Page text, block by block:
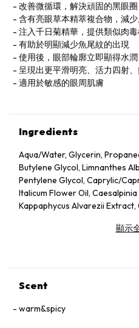
改善微循環，解決頑固的黑眼圈
含有亮眼草本精萃複合物，減
注入千日菊精華，提供類似肉
有助於明顯減少魚尾紋的出現
使用後，眼部輪廓立即顯得水
呈現出更平滑明亮、活力四射
適用於敏感的眼周肌膚
Ingredients
Aqua/Water, Glycerin,
Butylene Glycol, Limnanthes
Pentylene Glycol, Caprylic/
Italicum Flower Oil,
Kappaphycus Alvarezii
Extract, Calendula Officinalis
Hydrolyzed Yeast Protein,
Carbomer, Sodium Hyrdoxide,
顯示
Scent
warm&spicy